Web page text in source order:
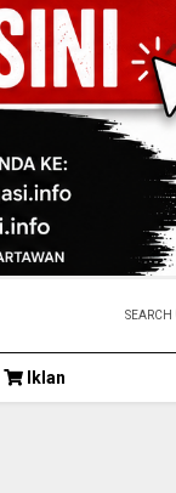
SEARCH
Iklan